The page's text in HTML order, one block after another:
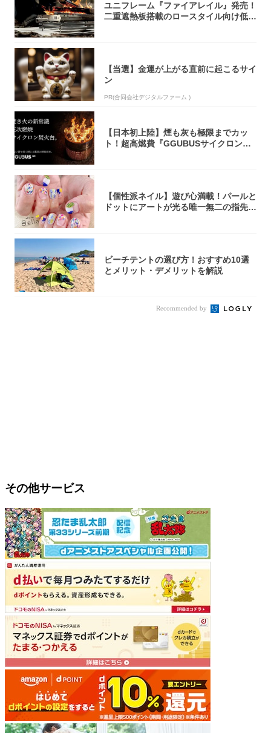
ユニフレーム『ファイアレイル』発売！
二重遮熱板搭載のロースタイル向け低型
【当選】金運が上がる直前に起こるサイ
ン
PR(合同会社デジタルファーム )
【日本初上陸】煙も灰も極限までカッ
ト！超高燃費『GGUBUSサイクロン焚
【個性派ネイル】遊び心満載！パールと
ドットにアートが光る唯一無二の指先が
ビーチテントの選び方！おすすめ10選
とメリット・デメリットを解説
Recommended by
その他サービス